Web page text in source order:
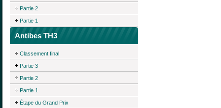
Partie 2
Partie 1
Antibes TH3
Classement final
Partie 3
Partie 2
Partie 1
Étape du Grand Prix